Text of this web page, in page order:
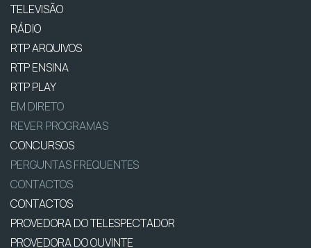
TELEVISÃO
RÁDIO
RTP ARQUIVOS
RTP ENSINA
RTP PLAY
EM DIRETO
REVER PROGRAMAS
CONCURSOS
PERGUNTAS FREQUENTES
CONTACTOS
CONTACTOS
PROVEDORA DO TELESPECTADOR
PROVEDORA DO OUVINTE